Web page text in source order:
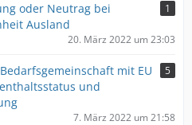
oder Neutrag bei
Ausland
1
20. März 2022 um 23:03
mit EU
und
5
7. März 2022 um 21:58